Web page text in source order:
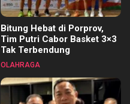
Bitung Hebat di Porprov,
Tim Putri Cabor Basket 3×3
Tak Terbendung
OLAHRAGA